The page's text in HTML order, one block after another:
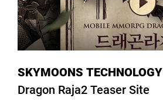
SKYMOONS TECHNOLOGY
Dragon Raja2 Teaser Site